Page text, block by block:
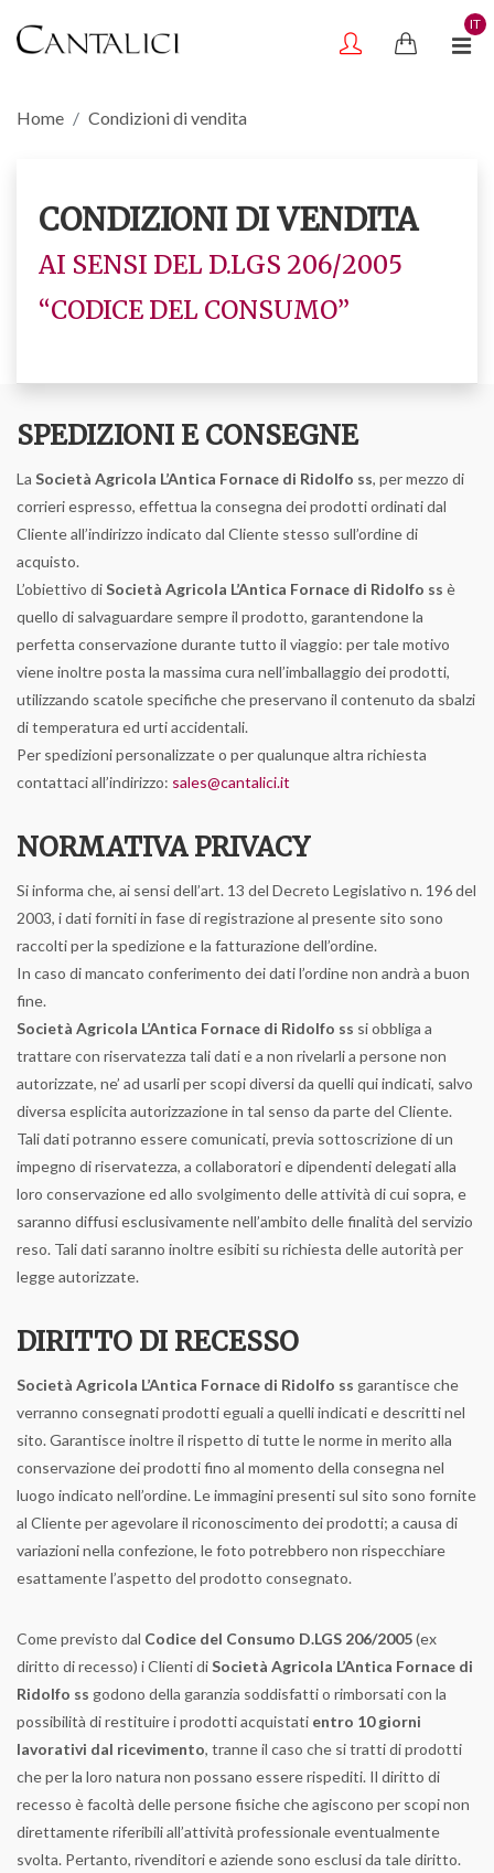
IT
Home Condizioni di vendita
CONDIZIONI DI VENDITA
AI SENSI DEL D.LGS 206/2005
“CODICE DEL CONSUMO”
SPEDIZIONI E CONSEGNE
La Società Agricola L’Antica Fornace di Ridolfo ss, per mezzo di
corrieri espresso, effettua la consegna dei prodotti ordinati dal
Cliente all’indirizzo indicato dal Cliente stesso sull’ordine di
acquisto.
L’obiettivo diSocietà Agricola L’Antica Fornace di Ridolfo ss è
quello di salvaguardare sempre il prodotto, garantendone la
perfetta conservazione durante tutto il viaggio: per tale motivo
viene inoltre posta la massima cura nell’imballaggio dei prodotti,
utilizzando scatole specifiche che preservano il contenuto da sbalzi
di temperatura ed urti accidentali.
Per spedizioni personalizzate o per qualunque altra richiesta
contattaci all’indirizzo: sales@cantalici.it
NORMATIVA PRIVACY
Si informa che, ai sensi dell’art. 13 del Decreto Legislativo n. 196 del
2003, i dati forniti in fase di registrazione al presente sito sono
raccolti per la spedizione e la fatturazione dell’ordine.
In caso di mancato conferimento dei dati l’ordine non andrà a buon
fine.
Società Agricola L’Antica Fornace di Ridolfo ss si obbliga a
trattare con riservatezza tali dati e a non rivelarli a persone non
autorizzate, ne’ ad usarli per scopi diversi da quelli qui indicati, salvo
diversa esplicita autorizzazione in tal senso da parte del Cliente.
Tali dati potranno essere comunicati, previa sottoscrizione di un
impegno di riservatezza, a collaboratori e dipendenti delegati alla
loro conservazione ed allo svolgimento delle attività di cui sopra, e
saranno diffusi esclusivamente nell’ambito delle finalità del servizio
reso. Tali dati saranno inoltre esibiti su richiesta delle autorità per
legge autorizzate.
DIRITTO DI RECESSO
Società Agricola L’Antica Fornace di Ridolfo ss garantisce che
verranno consegnati prodotti eguali a quelli indicati e descritti nel
sito. Garantisce inoltre il rispetto di tutte le norme in merito alla
conservazione dei prodotti fino al momento della consegna nel
luogo indicato nell’ordine. Le immagini presenti sul sito sono fornite
al Cliente per agevolare il riconoscimento dei prodotti; a causa di
variazioni nella confezione, le foto potrebbero non rispecchiare
esattamente l’aspetto del prodotto consegnato.
Come previsto dal Codice del Consumo D.LGS 206/2005(ex
diritto di recesso) i Clienti diSocietà Agricola L’Antica Fornace di
Ridolfo ss godono della garanzia soddisfatti o rimborsati con la
possibilità di restituire i prodotti acquistati entro 10 giorni
lavorativi dal ricevimento, tranne il caso che si tratti di prodotti
che per la loro natura non possano essere rispediti. Il diritto di
recesso è facoltà delle persone fisiche che agiscono per scopi non
direttamente riferibili all’attività professionale eventualmente
svolta. Pertanto, rivenditori e aziende sono esclusi da tale diritto.